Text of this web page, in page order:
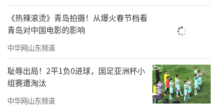
《热辣滚烫》青岛拍摄！从爆火春节档看
青岛对中国电影的影响
中华网山东频道
耻辱出局！2平1负0进球，国足亚洲杯小
组赛遭淘汰
中华网山东频道